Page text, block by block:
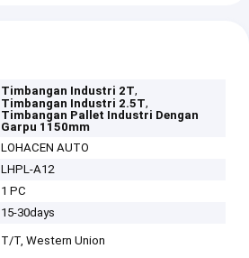
Timbangan Industri 2T,
Timbangan Industri 2.5T,
Timbangan Pallet Industri Dengan
Garpu 1150mm
LOHACEN AUTO
LHPL-A12
1 PC
15-30days
T/T, Western Union